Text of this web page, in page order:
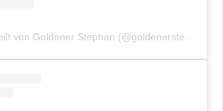
Ein Beitrag geteilt von Goldener Stephan (@goldenerstephan.de)